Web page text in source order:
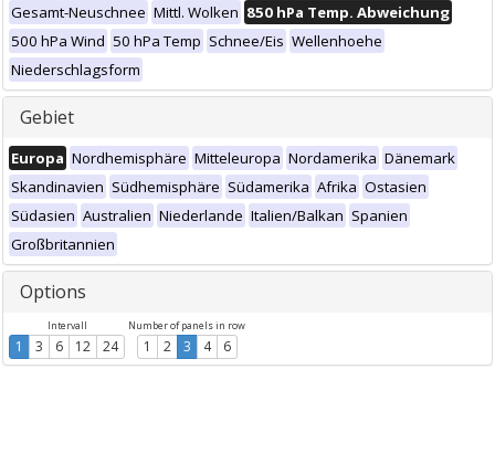
Gesamt-Neuschnee Mittl. Wolken 850 hPa Temp. Abweichung
500 hPa Wind 50 hPa Temp Schnee/Eis Wellenhoehe
Niederschlagsform
Gebiet
Europa Nordhemisphäre Mitteleuropa Nordamerika Dänemark
Skandinavien Südhemisphäre Südamerika Afrika Ostasien
Südasien Australien Niederlande Italien/Balkan Spanien
Großbritannien
Options
Intervall
1 3 6 12 24
Number of panels in row
1 2 3 4 6